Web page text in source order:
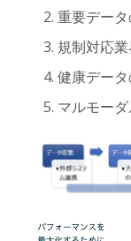
重要デー
規制対応
健康デー
マルモー